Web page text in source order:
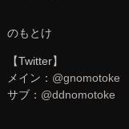
のもとけ
【Twitter】
メイン： @gnomotoke
サブ： @ddnomotoke